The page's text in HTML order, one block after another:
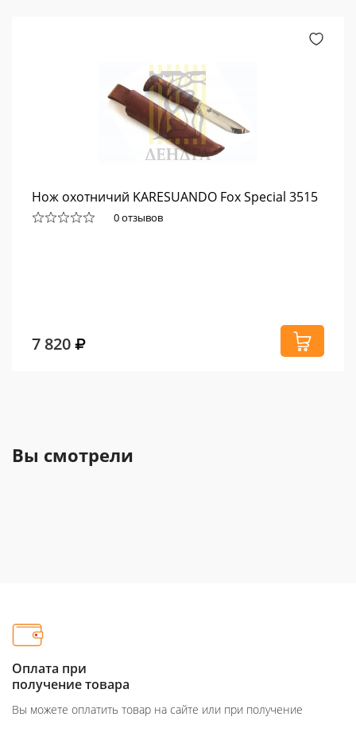
Нож охотничий KARESUANDO Fox Special 3515
0 отзывов
7 820
Вы смотрели
Оплата при
получение товара
Вы можете оплатить товар на сайте или при получение